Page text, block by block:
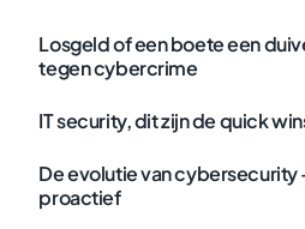
Losgeld of een boete een
tegen cybercrime
IT security, dit zijn de quick
De evolutie van cybersecurity
proactief